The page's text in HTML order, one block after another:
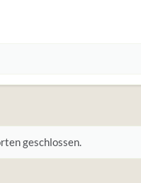
geschlossen.